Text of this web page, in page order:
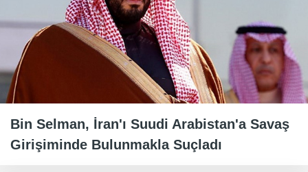
Bin Selman, İran'ı Suudi Arabistan'a Savaş
Girişiminde Bulunmakla Suçladı